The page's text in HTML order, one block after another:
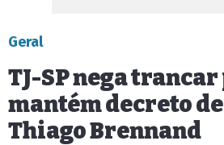
Geral
TJ-SP nega
mantém decreto
Thiago Brennand